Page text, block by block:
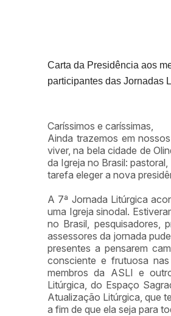
Carta da Presidência aos
participantes das Jornadas
Caríssimos e caríssimas,
Ainda trazemos em
viver, na bela cidade de
da Igreja no Brasil:
tarefa eleger a nova
A 7ª Jornada Litúrgica
uma Igreja sinodal.
no Brasil, pesquisadores,
assessores da jornada
presentes a pensarem
consciente e frutuosa
membros da ASLI e
Litúrgica, do Espaço
Atualização Litúrgica, que
a fim de que ela seja para